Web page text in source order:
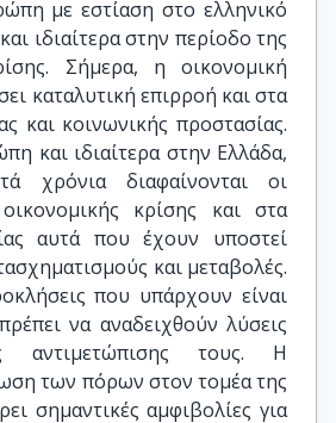
με εστίαση στο ελληνικό
ιδιαίτερα στην περίοδο της
Σήμερα, η οικονομική
καταλυτική επιρροή και στα
και κοινωνικής προστασίας.
και ιδιαίτερα στην Ελλάδα,
χρόνια διαφαίνονται οι
κρίσης και στα
αυτά που έχουν υποστεί
και μεταβολές.
που υπάρχουν είναι
να αναδειχθούν λύσεις
αντιμετώπισης τους. Η
των πόρων στον τομέα της
σημαντικές αμφιβολίες για